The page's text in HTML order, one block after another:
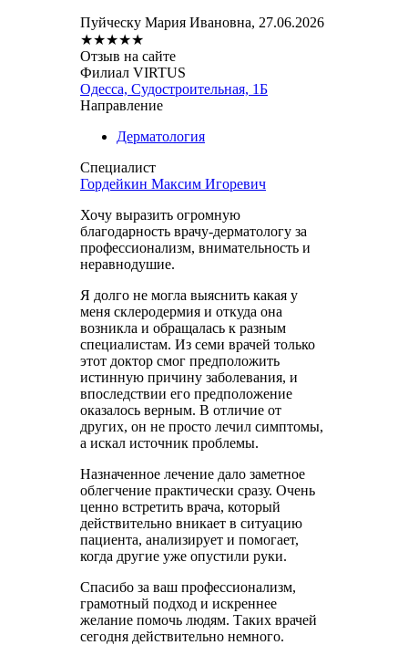
Пуйческу Мария Ивановна, 27.06.2026
★★★★★
Отзыв на сайте
Филиал VIRTUS
Одесса, Судостроительная, 1Б
Направление
Дерматология
Специалист
Гордейкин Максим Игоревич
Хочу выразить огромную
благодарность врачу-дерматологу за
профессионализм, внимательность и
неравнодушие.
Я долго не могла выяснить какая у
меня склеродермия и откуда она
возникла и обращалась к разным
специалистам. Из семи врачей только
этот доктор смог предположить
истинную причину заболевания, и
впоследствии его предположение
оказалось верным. В отличие от
других, он не просто лечил симптомы,
а искал источник проблемы.
Назначенное лечение дало заметное
облегчение практически сразу. Очень
ценно встретить врача, который
действительно вникает в ситуацию
пациента, анализирует и помогает,
когда другие уже опустили руки.
Спасибо за ваш профессионализм,
грамотный подход и искреннее
желание помочь людям. Таких врачей
сегодня действительно немного.